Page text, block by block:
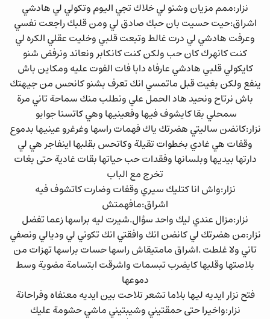
نزار:ممم مزيان وشنو لي خلاك تجي اليوم وتكولي لي هادشي
اشراق:حيت حسيت بان حبك صادق لي ومن قلبك راجعت نفسي
وعرفت هادشي لي درت غالط وتبعت قلبي وخليت عقلي الكره لي
كنت كانهرك كان حب ولكن كنت كانكابر ونعاند ونرفض شنو
كايكولي قلبي هادشي عارفاه دابا فات الفوت عليه ومكاين باش
ينفع ولكن بغيت قبل ماتمسي انك تعرف بشنو كانحس من جيهتك
باش نرتاح ونحيد هاد الحمل علي ونطلب منك سماحة تاني مرة
سمحلي بقا كايشوف فيها وفعينيها وهي كاتسنا جوابو
نزار:كانضن ساليتي هضرتك ياك فهمات راسها وغرغرو عينيها بدموع
وقفات هي غادي بخطوات تقيلة وكاتحس بقلبها اينفاجر هي لي
دارتها بيديها وبلسانها وفقدات حب حياتها بقات غادية حتى بغات
تخرج مع الباب
نزار:واش انا كتليك سيري وقفات وضارت كاتشوف فيه
اشراق:مافهمتش
نزار:مزال عندي ليك واحد سؤال.شيرت ليه براسها زعما تفضل
نزار:من هضرتك لي كانضن انك وافقتي انك تكوني لي وديالي ونصفي
تاني ولا غلطت .اشراق مامتيقاش راسها حسات براسها تهزات من
بلاصتها وقلبها كايضرب تبسمات واشرقت ابتسامة مضوية وسط
دموعها
فتح نزار ايديه ليها بلاما تشعر تلاحت بين ايديه معنفاه وفراحانة
نزار:واخيرا حتى حمقتيني وشيبتيني ماشي حشومة عليك